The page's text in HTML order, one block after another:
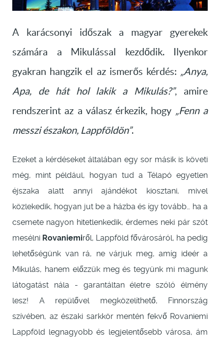
A karácsonyi időszak a magyar gyerekek
számára a Mikulással kezdődik. Ilyenkor
gyakran hangzik el az ismerős kérdés: „Anya,
Apa, de hát hol lakik a Mikulás?”, amire
rendszerint az a válasz érkezik, hogy „Fenn a
messzi északon, Lappföldön”.
Ezeket a kérdéseket általában egy sor másik is követi
még, mint például, hogyan tud a Télapó egyetlen
éjszaka alatt annyi ajándékot kiosztani, mivel
közlekedik, hogyan jut be a házba és így tovább… ha a
csemete nagyon hitetlenkedik, érdemes neki pár szót
mesélni Rovaniemiről, Lappföld fővárosáról, ha pedig
lehetőségünk van rá, ne várjuk meg, amíg ideér a
Mikulás, hanem előzzük meg és tegyünk mi magunk
látogatást nála - garantáltan életre szóló élmény
lesz! A repülővel megközelíthető, Finnország
szívében, az északi sarkkör mentén fekvő Rovaniemi
Lappföld legnagyobb és legjelentősebb városa, ám